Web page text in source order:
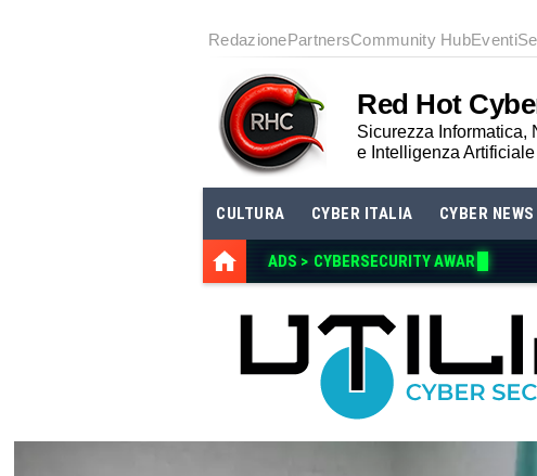
RedazionePartnersCommunity HubEventi
Red Hot
Sicurezza Informatica,
e Intelligenza Artificiale
CULTURA CYBER ITALIA CYBER NEWS
ADS > CYBERSECURITY AWARENESS